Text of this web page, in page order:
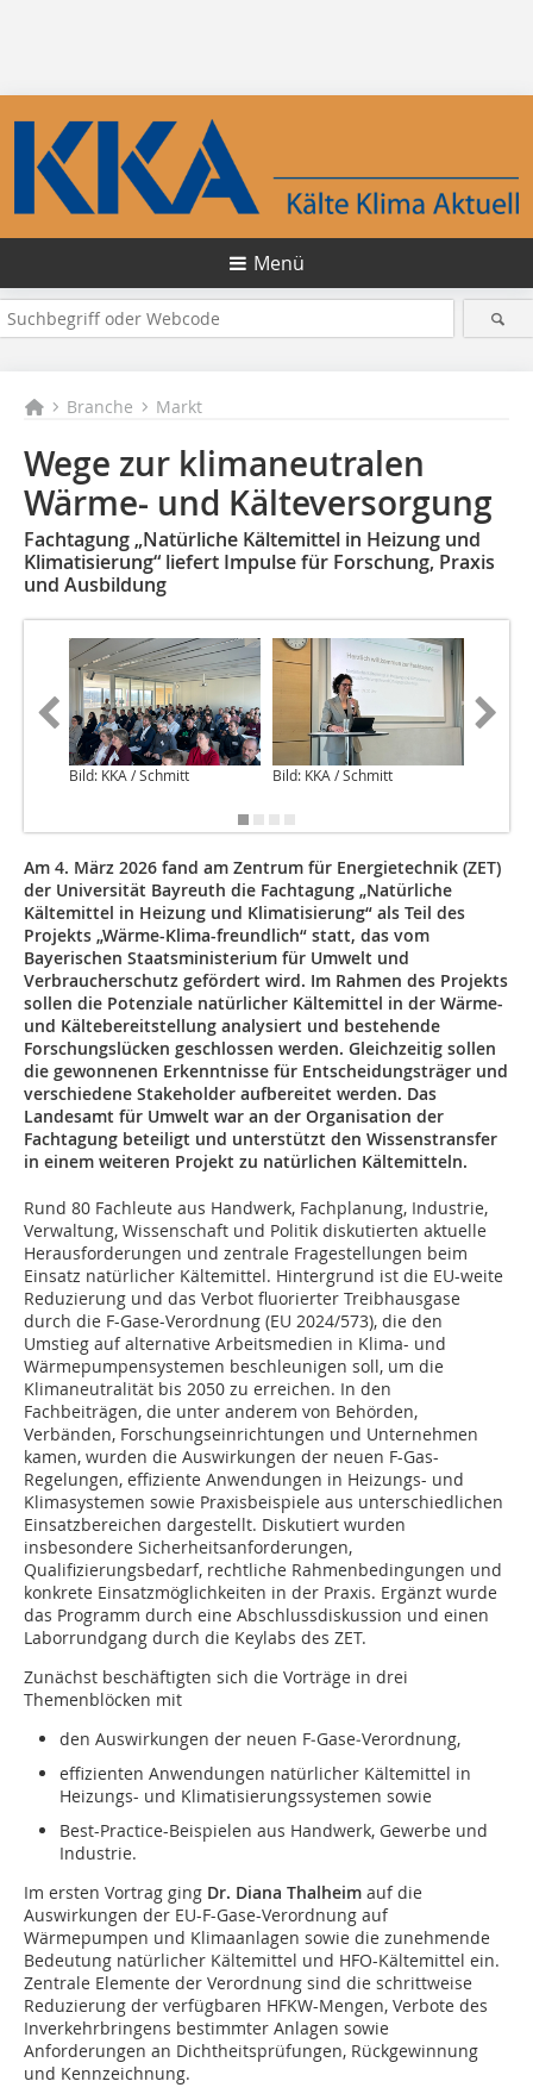
Menü
Branche Markt
Wege zur klimaneutralen
Wärme- und Kälteversorgung
Fachtagung „Natürliche Kältemittel in Heizung und
Klimatisierung“ liefert Impulse für Forschung, Praxis
und Ausbildung
Bild: KKA / Schmitt Bild: KKA / Schmitt
Am 4. März 2026 fand am Zentrum für Energietechnik (ZET)
der Universität Bayreuth die Fachtagung „Natürliche
Kältemittel in Heizung und Klimatisierung“ als Teil des
Projekts „Wärme-Klima-freundlich“ statt, das vom
Bayerischen Staatsministerium für Umwelt und
Verbraucherschutz gefördert wird. Im Rahmen des Projekts
sollen die Potenziale natürlicher Kältemittel in der Wärme-
und Kältebereitstellung analysiert und bestehende
Forschungslücken geschlossen werden. Gleichzeitig sollen
die gewonnenen Erkenntnisse für Entscheidungsträger und
verschiedene Stakeholder aufbereitet werden. Das
Landesamt für Umwelt war an der Organisation der
Fachtagung beteiligt und unterstützt den Wissenstransfer
in einem weiteren Projekt zu natürlichen Kältemitteln.
Rund 80 Fachleute aus Handwerk, Fachplanung, Industrie,
Verwaltung, Wissenschaft und Politik diskutierten aktuelle
Herausforderungen und zentrale Fragestellungen beim
Einsatz natürlicher Kältemittel. Hintergrund ist die EU-weite
Reduzierung und das Verbot fluorierter Treibhausgase
durch die F-Gase-Verordnung (EU 2024/573), die den
Umstieg auf alternative Arbeitsmedien in Klima- und
Wärmepumpensystemen beschleunigen soll, um die
Klimaneutralität bis 2050 zu erreichen. In den
Fachbeiträgen, die unter anderem von Behörden,
Verbänden, Forschungseinrichtungen und Unternehmen
kamen, wurden die Auswirkungen der neuen F-Gas-
Regelungen, effiziente Anwendungen in Heizungs- und
Klimasystemen sowie Praxisbeispiele aus unterschiedlichen
Einsatzbereichen dargestellt. Diskutiert wurden
insbesondere Sicherheitsanforderungen,
Qualifizierungsbedarf, rechtliche Rahmenbedingungen und
konkrete Einsatzmöglichkeiten in der Praxis. Ergänzt wurde
das Programm durch eine Abschlussdiskussion und einen
Laborrundgang durch die Keylabs des ZET.
Zunächst beschäftigten sich die Vorträge in drei
Themenblöcken mit
den Auswirkungen der neuen F‑Gase‑Verordnung,
effizienten Anwendungen natürlicher Kältemittel in
Heizungs- und Klimatisierungssystemen sowie
Best-Practice-Beispielen aus Handwerk, Gewerbe und
Industrie.
Im ersten Vortrag ging Dr. Diana Thalheim auf die
Auswirkungen der EU-F-Gase-Verordnung auf
Wärmepumpen und Klimaanlagen sowie die zunehmende
Bedeutung natürlicher Kältemittel und HFO-Kältemittel ein.
Zentrale Elemente der Verordnung sind die schrittweise
Reduzierung der verfügbaren HFKW-Mengen, Verbote des
Inverkehrbringens bestimmter Anlagen sowie
Anforderungen an Dichtheitsprüfungen, Rückgewinnung
und Kennzeichnung.